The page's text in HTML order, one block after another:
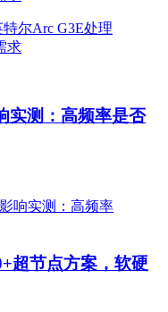
实测：高频率是否
超节点方案，软硬